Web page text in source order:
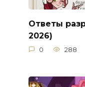
Ответы
2026)
0 288